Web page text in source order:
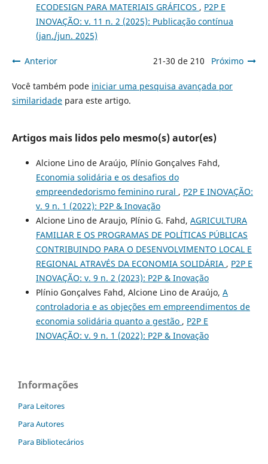
ECODESIGN PARA MATERIAIS GRÁFICOS , P2P E
INOVAÇÃO: v. 11 n. 2 (2025): Publicação contínua
(jan./jun. 2025)
Anterior 21-30 de 210 Próximo
Você também pode iniciar uma pesquisa avançada por
similaridadepara este artigo.
Artigos mais lidos pelo mesmo(s) autor(es)
Alcione Lino de Araújo, Plínio Gonçalves Fahd,
Economia solidária e os desafios do
empreendedorismo feminino rural , P2P E INOVAÇÃO:
v. 9 n. 1 (2022): P2P & Inovação
Alcione Lino de Araujo, Plínio G. Fahd, AGRICULTURA
FAMILIAR E OS PROGRAMAS DE POLÍTICAS PÚBLICAS
CONTRIBUINDO PARA O DESENVOLVIMENTO LOCAL E
REGIONAL ATRAVÉS DA ECONOMIA SOLIDÁRIA , P2P E
INOVAÇÃO: v. 9 n. 2 (2023): P2P & Inovação
Plínio Gonçalves Fahd, Alcione Lino de Araújo, A
controladoria e as objeções em empreendimentos de
economia solidária quanto a gestão , P2P E
INOVAÇÃO: v. 9 n. 1 (2022): P2P & Inovação
Informações
Para Leitores
Para Autores
Para Bibliotecários